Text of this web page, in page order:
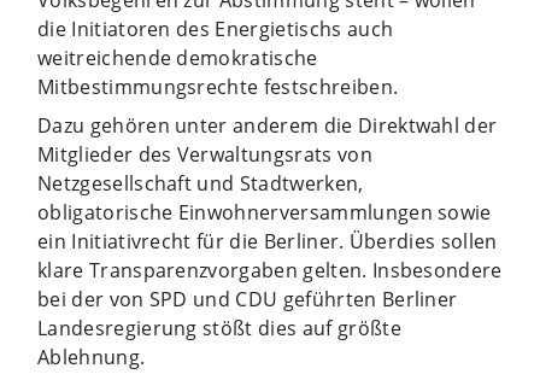
die Initiatoren des Energietischs auch
weitreichende demokratische
Mitbestimmungsrechte festschreiben.
Dazu gehören unter anderem die Direktwahl der
Mitglieder des Verwaltungsrats von
Netzgesellschaft und Stadtwerken,
obligatorische Einwohnerversammlungen sowie
ein Initiativrecht für die Berliner. Überdies sollen
klare Transparenzvorgaben gelten. Insbesondere
bei der von SPD und CDU geführten Berliner
Landesregierung stößt dies auf größte
Ablehnung.